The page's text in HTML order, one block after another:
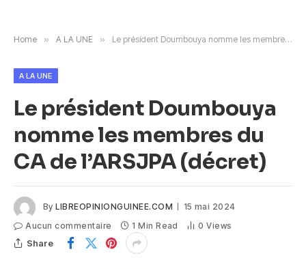
Home » A LA UNE » Le président Doumbouya nomme les membres du CA de l’ARSJPA (décret)
A LA UNE
Le président Doumbouya
nomme les membres du
CA de l’ARSJPA (décret)
By LIBREOPINIONGUINEE.COM
15 mai 2024
Aucun commentaire
1 Min Read 0Views
Share